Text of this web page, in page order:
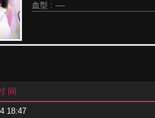
血型 : ----
间
18:47